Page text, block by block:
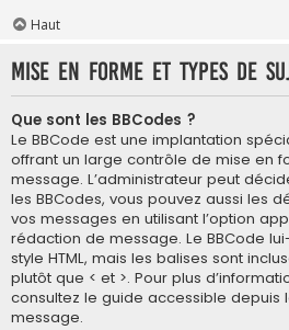
Haut
Mise en forme et types de
Que sont les BBCodes ?
Le BBCode est une implantation
offrant un large contrôle de mise en
message. L’administrateur peut
les BBCodes, vous pouvez aussi les
vos messages en utilisant l’option
rédaction de message. Le BBCode
style HTML, mais les balises sont
plutôt que < et >. Pour plus
consultez le guide accessible
message.